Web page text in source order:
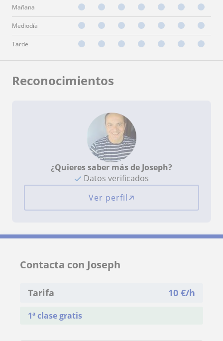
Mañana
Mediodía
Tarde
Reconocimientos
¿Quieres saber más de Joseph?
Datos verificados
Ver perfil
Contacta con Joseph
Tarifa 10 €/h
1ª clase gratis